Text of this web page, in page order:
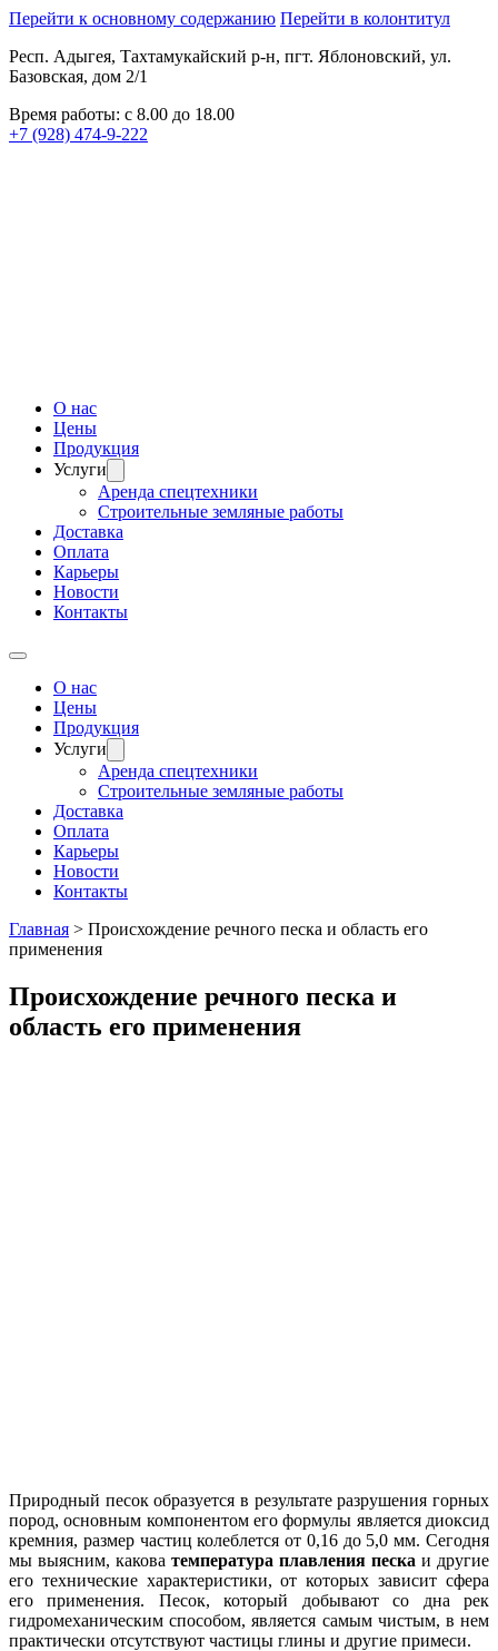
Перейти к основному содержанию Перейти в колонтитул
Респ. Адыгея, Тахтамукайский р-н, пгт. Яблоновский, ул.
Базовская, дом 2/1
Время работы: с 8.00 до 18.00
+7 (928) 474-9-222
О нас
Цены
Продукция
Услуги
Аренда спецтехники
Строительные земляные работы
Доставка
Оплата
Карьеры
Новости
Контакты
О нас
Цены
Продукция
Услуги
Аренда спецтехники
Строительные земляные работы
Доставка
Оплата
Карьеры
Новости
Контакты
Главная > Происхождение речного песка и область его
применения
Происхождение речного песка и
область его применения
Природный песок образуется в результате разрушения горных
пород, основным компонентом его формулы является диоксид
кремния, размер частиц колеблется от 0,16 до 5,0 мм. Сегодня
мы выясним, какова температура плавления песка и другие
его технические характеристики, от которых зависит сфера
его применения. Песок, который добывают со дна рек
гидромеханическим способом, является самым чистым, в нем
практически отсутствуют частицы глины и другие примеси.